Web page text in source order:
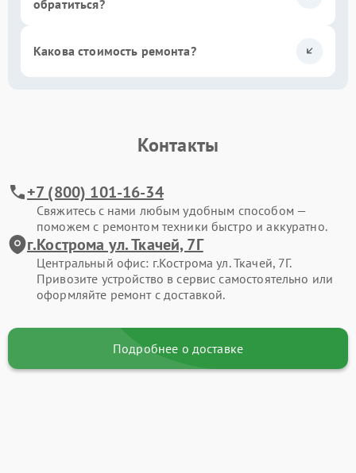
обратиться?
Какова стоимость ремонта?
Контакты
+7 (800) 101-16-34
Свяжитесь с нами любым удобным способом —
поможем с ремонтом техники быстро и аккуратно.
г.Кострома ул. Ткачей, 7Г
Центральный офис: г.Кострома ул. Ткачей, 7Г.
Привозите устройство в сервис самостоятельно или
оформляйте ремонт с доставкой.
Подробнее о доставке